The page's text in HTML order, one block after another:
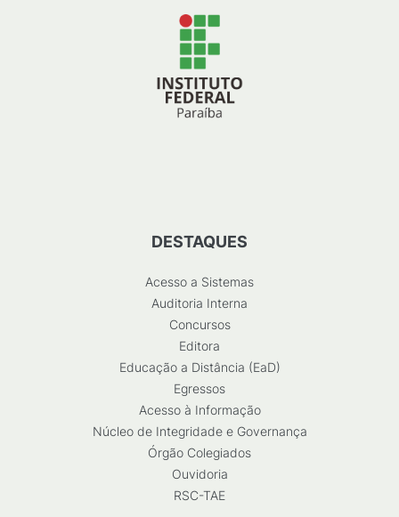
DESTAQUES
Acesso a Sistemas
Auditoria Interna
Concursos
Editora
Educação a Distância (EaD)
Egressos
Acesso à Informação
Núcleo de Integridade e Governança
Órgão Colegiados
Ouvidoria
RSC-TAE